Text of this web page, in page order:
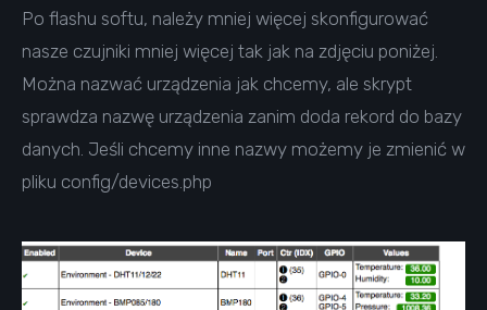
Po flashu softu, należy mniej więcej skonfigurować
nasze czujniki mniej więcej tak jak na zdjęciu poniżej.
Można nazwać urządzenia jak chcemy, ale skrypt
sprawdza nazwę urządzenia zanim doda rekord do bazy
danych. Jeśli chcemy inne nazwy możemy je zmienić w
pliku config/devices.php